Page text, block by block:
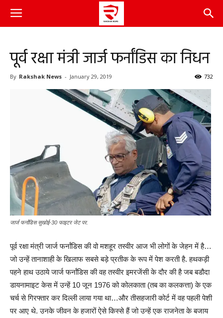
पूर्व रक्षा मंत्री जार्ज फर्नांडिस का निधन
By Rakshak News - January 29, 2019 732
जार्ज फर्नांडिस सुखोई-30 फाइटर जेट पर.
पूर्व रक्षा मंत्री जार्ज फर्नांडिस की वो मशहूर तस्वीर आज भी लोगों के जेहन में है…
जो उन्हें तानाशाही के खिलाफ सबसे बड़े प्रतीक के रूप में पेश करती है. हथकड़ी
पहने हाथ उठाये जार्ज फर्नांडिस की वह तस्वीर इमरजेंसी के दौर की है जब बडौदा
डायनामाइट केस में उन्हें 10 जून 1976 को कोलकाता (तब का कलकत्ता) के एक
चर्च से गिरफ्तार कर दिल्ली लाया गया था…और तीसहजारी कोर्ट में वह पहली पेशी
पर आए थे. उनके जीवन के हजारों ऐसे किस्से हैं जो उन्हें एक राजनेता के बजाय